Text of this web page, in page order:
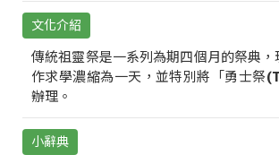
文化介紹
傳統祖靈祭是一系列為期四個月的祭典
作求學濃縮為一天，並特別將「勇士祭
辦理。
小辭典